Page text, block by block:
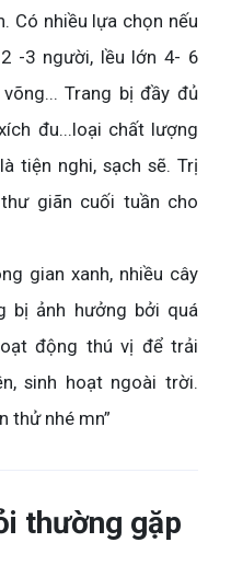
Có nhiều lựa chọn nếu
-3 người, lều lớn 4- 6
Trang bị đầy đủ
đu...loại chất lượng
tiện nghi, sạch sẽ. Trị
giãn cuối tuần cho
gian xanh, nhiều cây
bị ảnh hưởng bởi quá
động thú vị để trải
sinh hoạt ngoài trời.
thử nhé mn”
thường gặp